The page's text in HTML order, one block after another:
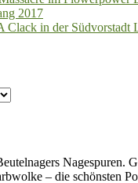
2017
Clack in der Südvorstadt
Nagespuren.
– die schönsten